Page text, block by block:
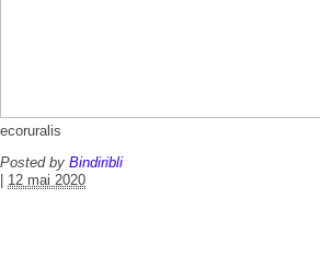
ecoruralis
Posted by Bindiribli
12 mai 2020